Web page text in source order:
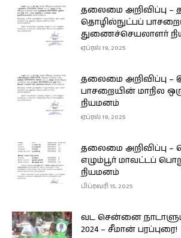
தலைமை அறிவிப்பு –
தொழில்நுட்பப்
துணைச்செயலாளர்
ஏப்ரல் 19, 2025
தலைமை அறிவிப்பு
பாசறையின் மாநில
நியமனம்
ஏப்ரல் 19, 2025
தலைமை அறிவிப்பு
எழும்பூர் மாவட்டப்
நியமனம்
பிப்ரவரி 15, 2025
வட சென்னை
2024 – சீமான் பரப்புரை!